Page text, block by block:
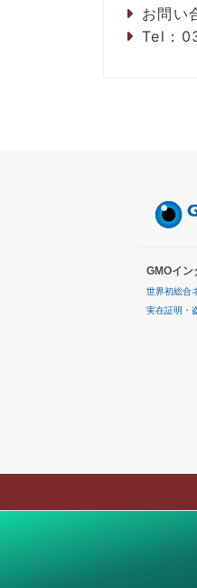
お問い
Tel：
GMOイン
世界初総合
実在証明・